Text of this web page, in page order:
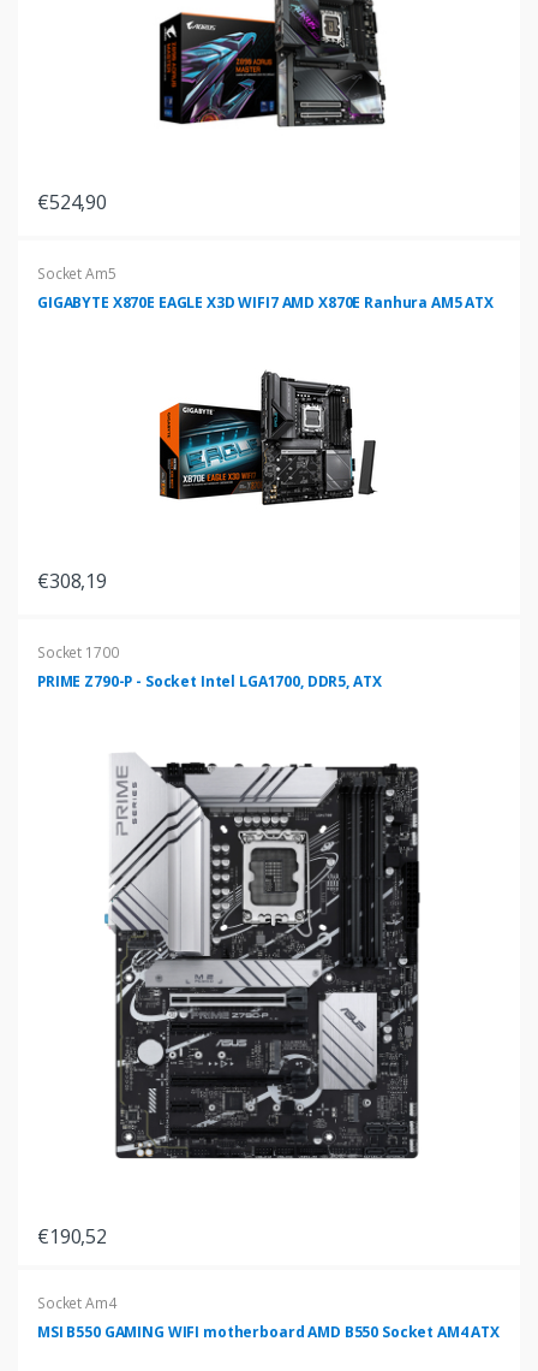
€524,90
Socket Am5
GIGABYTE X870E EAGLE X3D WIFI7 AMD X870E Ranhura AM5 ATX
€308,19
Socket 1700
PRIME Z790-P - Socket Intel LGA1700, DDR5, ATX
€190,52
Socket Am4
MSI B550 GAMING WIFI motherboard AMD B550 Socket AM4 ATX